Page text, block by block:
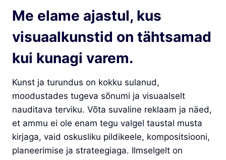
Me elame ajastul, kus
visuaalkunstid on tähtsamad
kui kunagi varem.
Kunst ja turundus on kokku sulanud,
moodustades tugeva sõnumi ja visuaalselt
nauditava terviku. Võta suvaline reklaam ja näed,
et ammu ei ole enam tegu valgel taustal musta
kirjaga, vaid oskusliku pildikeele, kompositsiooni,
planeerimise ja strateegiaga. Ilmselgelt on